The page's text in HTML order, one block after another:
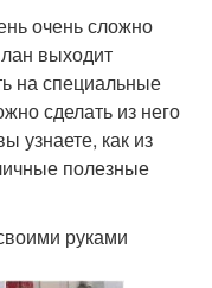
из бутылки
очень сложно
выходит
на специальные
сделать из него
узнаете, как из
полезные
руками